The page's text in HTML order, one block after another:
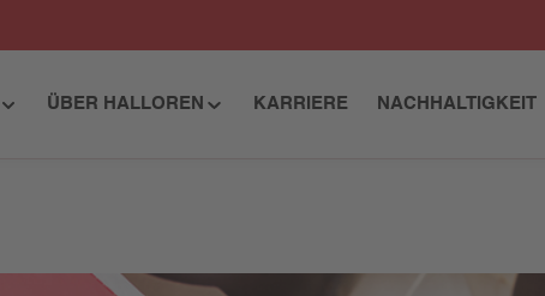
ÜBER HALLOREN KARRIERE NACHHALTIGKEIT